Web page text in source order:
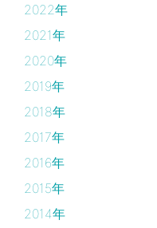
2022年
2021年
2020年
2019年
2018年
2017年
2016年
2015年
2014年